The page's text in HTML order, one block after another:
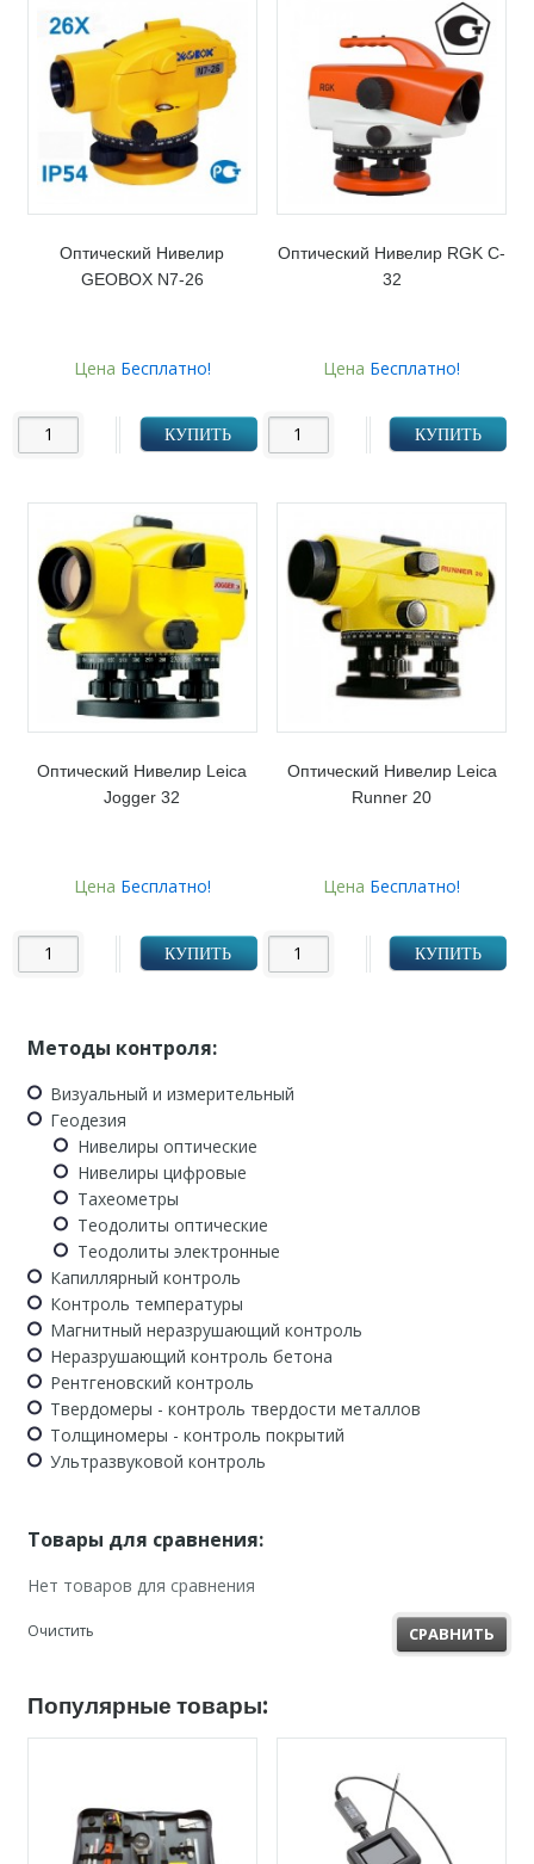
Оптический Нивелир
GEOBOX N7-26
Цена Бесплатно!
КУПИТЬ
Оптический Нивелир RGK C-
32
Цена Бесплатно!
КУПИТЬ
Оптический Нивелир Leica
Jogger 32
Цена Бесплатно!
КУПИТЬ
Оптический Нивелир Leica
Runner 20
Цена Бесплатно!
КУПИТЬ
Методы контроля:
Визуальный и измерительный
Геодезия
Нивелиры оптические
Нивелиры цифровые
Тахеометры
Теодолиты оптические
Теодолиты электронные
Капиллярный контроль
Контроль температуры
Магнитный неразрушающий контроль
Неразрушающий контроль бетона
Рентгеновский контроль
Твердомеры - контроль твердости металлов
Толщиномеры - контроль покрытий
Ультразвуковой контроль
Товары для сравнения:
Нет товаров для сравнения
Очистить СРАВНИТЬ
Популярные товары: